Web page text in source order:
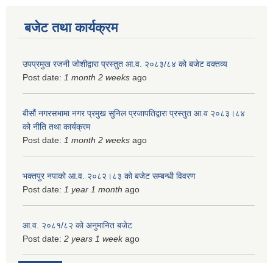
बजेट तथा कार्यक्रम
उपप्रमुख रजनी जोशीद्वारा प्रस्तुत आ.व. २०८३/८४ को बजेट वक्तव्य
Post date: 1 month 2 weeks ago
बीसौं नगरसभामा नगर प्रमुख सुनिल प्रजापतिद्वारा प्रस्तुत आ.व‍ २०८३।८४
को नीति तथा कार्यक्रम
Post date: 1 month 2 weeks ago
भक्तपुर नपाको आ.व. २०८२।८३ को बजेट सम्बन्धी विवरण
Post date: 1 year 1 month ago
आ.व. २०८१/८२ को अनुमानित बजेट
Post date: 2 years 1 weekago